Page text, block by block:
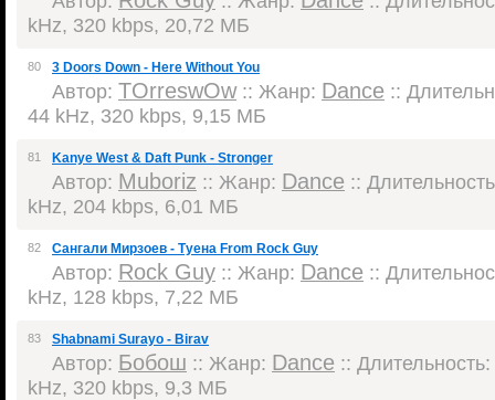
kHz, 320 kbps, 20,72 МБ
80 3 Doors Down - Here Without You
Автор: TOrreswOw:: Жанр: Dance ::
44 kHz, 320 kbps, 9,15 МБ
81 Kanye West & Daft Punk - Stronger
Автор: Muboriz :: Жанр: Dance ::
kHz, 204 kbps, 6,01 МБ
82 Сангали Мирзоев - Туена From Rock Guy
Автор: Rock Guy :: Жанр: Dance ::
kHz, 128 kbps, 7,22 МБ
83 Shabnami Surayo - Birav
Автор: Бобош :: Жанр: Dance ::
kHz, 320 kbps, 9,3 МБ